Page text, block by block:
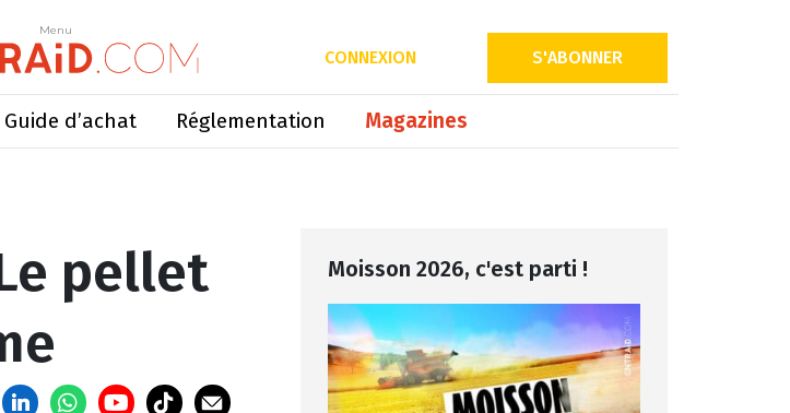
Menu
CONNEXION S'ABONNER
Guide d’achat Réglementation Magazines
Menu
forme
pellet
Moisson 2026, c'est parti !